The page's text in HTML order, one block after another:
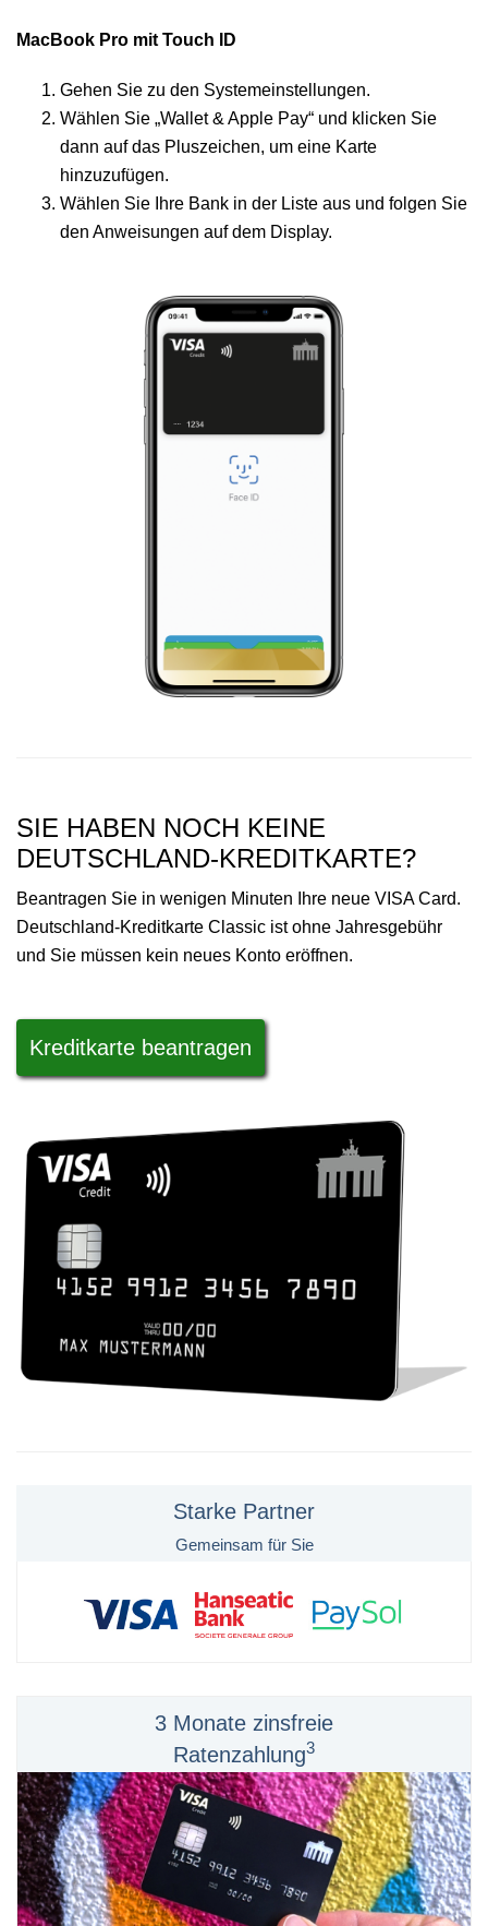
MacBook Pro mit Touch ID
Gehen Sie zu den Systemeinstellungen.
Wählen Sie „Wallet & Apple Pay“ und klicken Sie
dann auf das Pluszeichen, um eine Karte
hinzuzufügen.
Wählen Sie Ihre Bank in der Liste aus und folgen Sie
den Anweisungen auf dem Display.
SIE HABEN NOCH KEINE
DEUTSCHLAND-KREDITKARTE?
Beantragen Sie in wenigen Minuten Ihre neue VISA Card.
Deutschland-Kreditkarte Classic ist ohne Jahresgebühr
und Sie müssen kein neues Konto eröffnen.
Kreditkarte beantragen
Starke Partner
Gemeinsam für Sie
3 Monate zinsfreie
Ratenzahlung3